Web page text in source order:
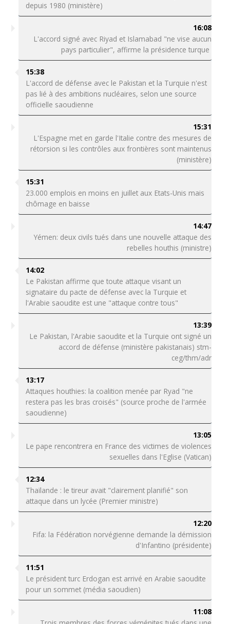
depuis 1980 (ministère)
16:08
L'accord signé avec Riyad et Islamabad "ne vise aucun
pays particulier", affirme la présidence turque
15:38
L'accord de défense avec le Pakistan et la Turquie n'est
pas lié à des ambitions nucléaires, selon une source
officielle saoudienne
15:31
L'Espagne met en garde l'Italie contre des mesures de
rétorsion si les contrôles aux frontières sont maintenus
(ministère)
15:31
23.000 emplois en moins en juillet aux Etats-Unis mais
chômage en baisse
14:47
Yémen: deux civils tués dans une nouvelle attaque des
rebelles houthis (ministre)
14:02
Le Pakistan affirme que toute attaque visant un
signataire du pacte de défense avec la Turquie et
l'Arabie saoudite est une "attaque contre tous"
13:39
Le Pakistan, l'Arabie saoudite et la Turquie ont signé un
accord de défense (ministère pakistanais) stm-
ceg/thm/adr
13:17
Attaques houthies: la coalition menée par Ryad "ne
restera pas les bras croisés" (source proche de l'armée
saoudienne)
13:05
Le pape rencontrera en France des victimes de violences
sexuelles dans l'Eglise (Vatican)
12:34
Thaïlande : le tireur avait "clairement planifié" son
attaque dans un lycée (Premier ministre)
12:20
Fifa: la Fédération norvégienne demande la démission
d'Infantino (présidente)
11:51
Le président turc Erdogan est arrivé en Arabie saoudite
pour un sommet (média saoudien)
11:08